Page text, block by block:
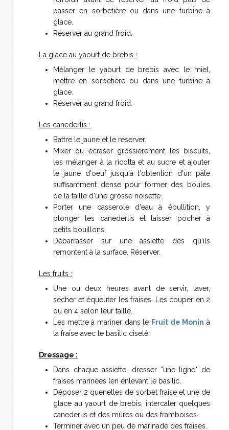
passer en sorbetière ou dans une turbine à
glace.
Réserver au grand froid.
La glace au yaourt de brebis :
Mélanger le yaourt de brebis avec le miel,
mettre en sorbetière ou dans une turbine à
glace.
Réserver au grand froid.
Les canederlis :
Battre le jaune et le réserver.
Mixer ou écraser grossièrement les biscuits,
les mélanger à la ricotta et au sucre et ajouter
le jaune d'oeuf jusqu'à l'obtention d'un pâte
suffisamment dense pour former des boules
de la taille d'une grosse noisette.
Porter une casserole d'eau à ébullition, y
plonger les canederlis et laisser pocher à
petits bouillons.
Débarrasser sur une assiette dès qu'ils
remontent à la surface. Réserver.
Les fruits :
Une ou deux heures avant de servir, laver,
sécher et équeuter les fraises. Les couper en 2
ou en 4 selon leur taille.
Les mettre à mariner dans le Fruit de Monin à
la fraise avec le basilic ciselé.
Dressage :
Dans chaque assiette, dresser "une ligne" de
fraises marinées (en enlevant le basilic.
Déposer 2 quenelles de sorbet fraise et une de
glace au yaourt de brebis, intercaler quelques
canederlis et des mûres ou des framboises.
Terminer avec un peu de marinade des fraises.